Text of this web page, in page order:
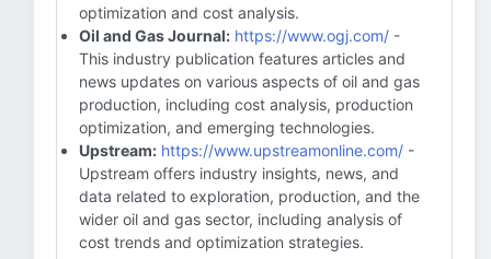
optimization and cost analysis.
Oil and Gas Journal: https://www.ogj.com/ -
This industry publication features articles and
news updates on various aspects of oil and gas
production, including cost analysis, production
optimization, and emerging technologies.
Upstream: https://www.upstreamonline.com/ -
Upstream offers industry insights, news, and
data related to exploration, production, and the
wider oil and gas sector, including analysis of
cost trends and optimization strategies.